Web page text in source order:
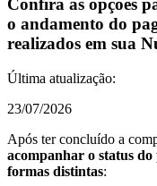
Confira as opções
o andamento do
realizados em sua
Última atualização:
23/07/2026
Após ter concluído a
acompanhar o status
formas distintas: